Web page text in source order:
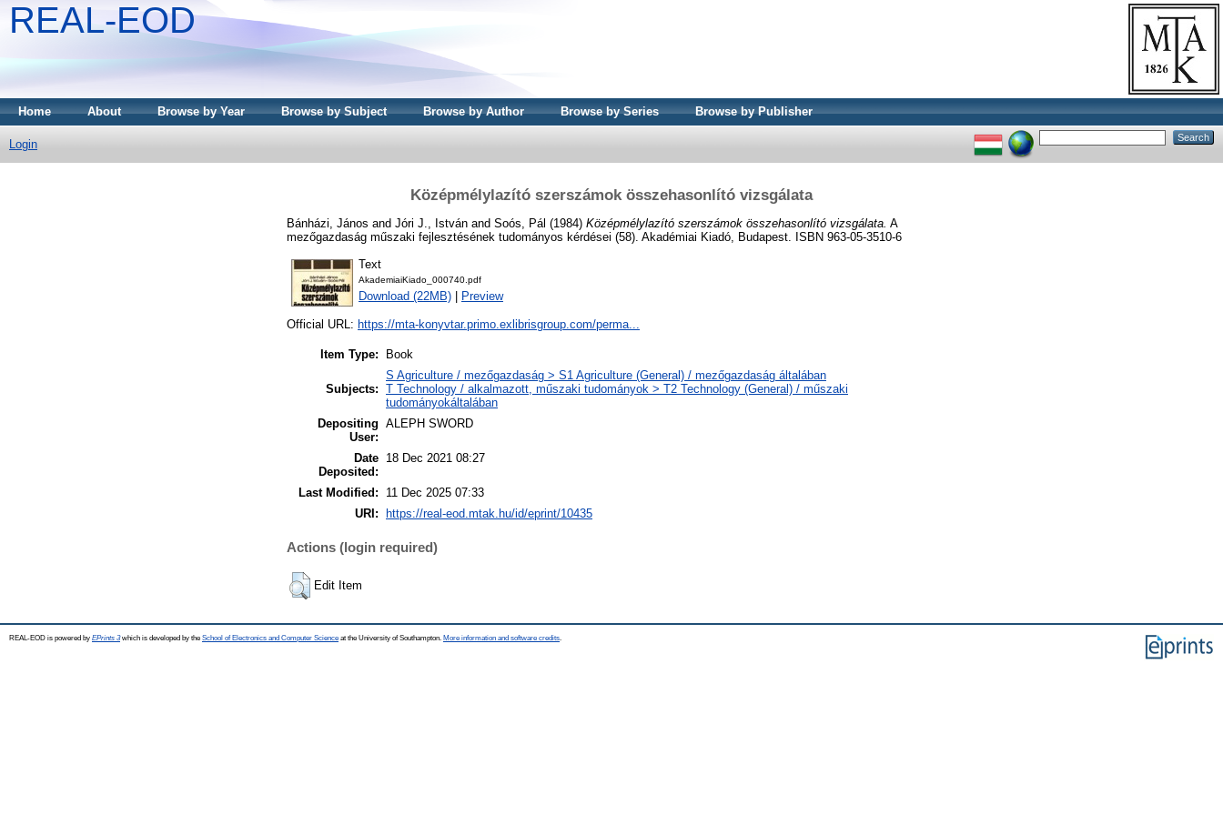
REAL-EOD
Home About Browse by Year Browse by Subject Browse by Author Browse by Series Browse by Publisher
Login
Középmélylazító szerszámok összehasonlító vizsgálata
Bánházi, János and Jóri J., István and Soós, Pál (1984) Középmélylazító szerszámok összehasonlító vizsgálata. A
mezőgazdaság műszaki fejlesztésének tudományos kérdései (58). Akadémiai Kiadó, Budapest. ISBN 963-05-3510-6
Text
AkademiaiKiado_000740.pdf
Download (22MB) Preview
Official URL: https://mta-konyvtar.primo.exlibrisgroup.com/perma...
Item Type: Book
Subjects:
S Agriculture / mezőgazdaság > S1 Agriculture (General) / mezőgazdaság általában
T Technology / alkalmazott, műszaki tudományok > T2 Technology (General) / műszaki
tudományokáltalában
Depositing
User:
ALEPH SWORD
Date
Deposited:
18 Dec 2021 08:27
Last Modified:
11 Dec 2025 07:33
URI:
https://real-eod.mtak.hu/id/eprint/10435
Actions (login required)
Edit Item
REAL-EOD is powered by EPrints 3which is developed by the School of Electronics and Computer Science at the University of Southampton. More information and software credits